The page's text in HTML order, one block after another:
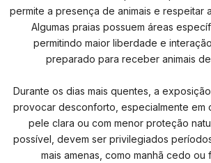
permite a presença de animais e respeitar
Algumas praias possuem áreas
permitindo maior liberdade e
preparado para receber animais
Durante os dias mais quentes, a
provocar desconforto, especialmente em
pele clara ou com menor proteção
possível, devem ser privilegiados
mais amenas, como manhã cedo ou